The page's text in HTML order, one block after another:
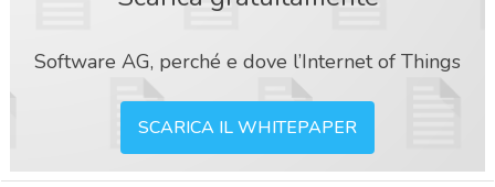
Software AG, perché e dove l’Internet of Things
SCARICA IL WHITEPAPER